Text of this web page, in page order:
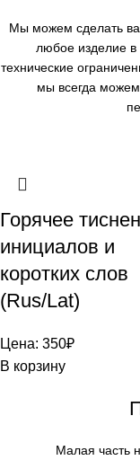
Мы можем сделать
любое изделие
технические
мы всегда
Горячее
инициалов и
коротких слов
(Rus/Lat)
Цена: 350₽
В корзину
Малая часть